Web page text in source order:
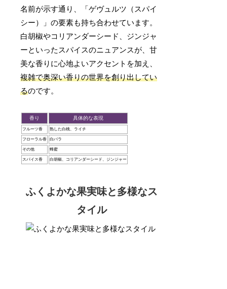
名前が示す通り、「ゲヴュルツ（スパイ
シー）」の要素も持ち合わせています。
白胡椒やコリアンダーシード、ジンジャ
ーといったスパイスのニュアンスが、甘
美な香りに心地よいアクセントを加え、
複雑で奥深い香りの世界を創り出してい
るのです。
香り 具体的な表現
フルーツ香 熟した白桃、ライチ
フローラル香 白バラ
その他 蜂蜜
スパイス香 白胡椒、コリアンダーシード、ジンジャー
ふくよかな果実味と多様なス
タイル